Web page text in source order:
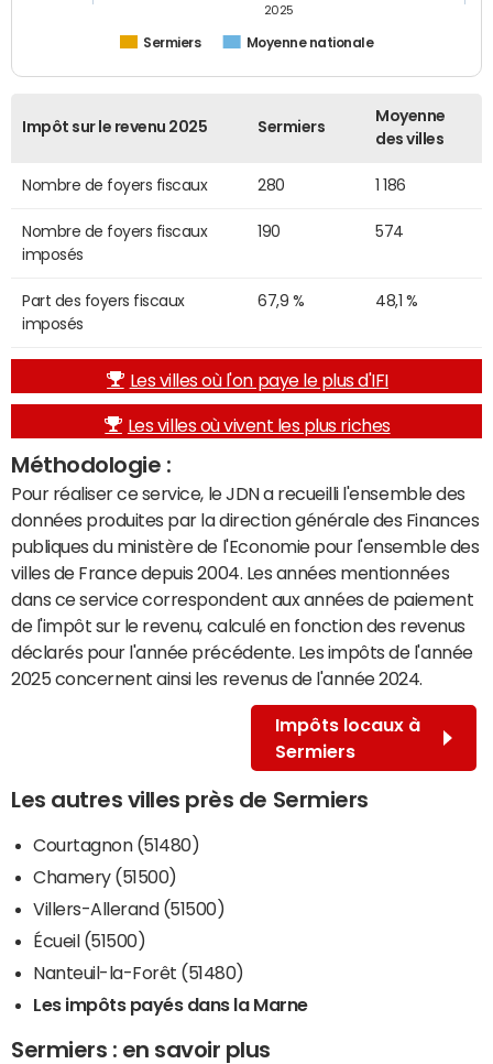
Sermiers Moyenne nationale
2025
Impôt sur le revenu 2025 Sermiers
Moyenne
des villes
Nombre de foyers fiscaux 280 1 186
Nombre de foyers fiscaux
imposés
190 574
Part des foyers fiscaux
imposés
67,9 % 48,1 %
Les villes où l'on paye le plus d'IFI
Les villes où vivent les plus riches
Méthodologie :
Pour réaliser ce service, le JDN a recueilli l'ensemble des
données produites par la direction générale des Finances
publiques du ministère de l'Economie pour l'ensemble des
villes de France depuis 2004. Les années mentionnées
dans ce service correspondent aux années de paiement
de l'impôt sur le revenu, calculé en fonction des revenus
déclarés pour l'année précédente. Les impôts de l'année
2025 concernent ainsi les revenus de l'année 2024.
Impôts locaux à
Sermiers
Les autres villes près de Sermiers
Courtagnon (51480)
Chamery (51500)
Villers-Allerand (51500)
Écueil (51500)
Nanteuil-la-Forêt (51480)
Les impôts payés dans la Marne
Sermiers : en savoir plus